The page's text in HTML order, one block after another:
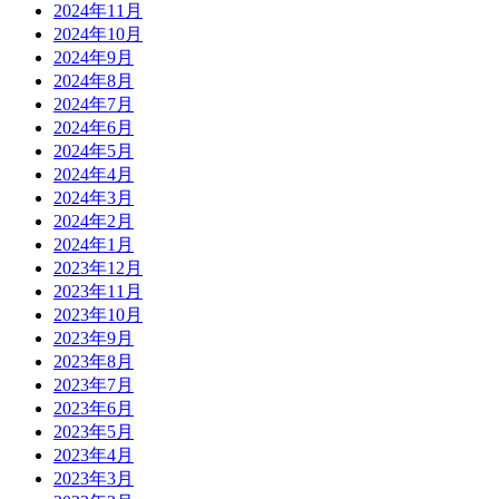
2024年11月
2024年10月
2024年9月
2024年8月
2024年7月
2024年6月
2024年5月
2024年4月
2024年3月
2024年2月
2024年1月
2023年12月
2023年11月
2023年10月
2023年9月
2023年8月
2023年7月
2023年6月
2023年5月
2023年4月
2023年3月